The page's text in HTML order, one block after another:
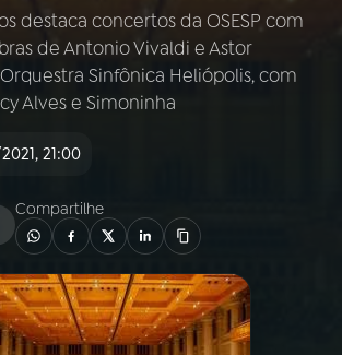
AO VIVO
destaca concertos da OSESP com
de Antonio Vivaldi e Astor
Sinfônica Heliópolis, com
Alves e Simoninha
21:00
Compartilhe